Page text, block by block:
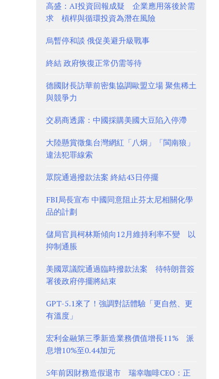
高盛：AI投資回報成疑 企業應用落後於需
求 槓桿與循環投資為潛在風險
烏暫停和談 俄促美避升級戰事
終結 政府恢復正常仍需等待
德國財長訪華前密集協調歐盟立場 聚焦稀土
與競爭力
交易商透露：中國採購美國大豆陷入停滯
大陸懸賞徵集台灣網紅「八炯」「閩南狼」
違法犯罪線索
眾院通過撥款法案 終結43日停擺
FBI局長宣布 中國同意阻止芬太尼相關化學
品的計劃
儲局官員柯林斯傾向12月維持利率不變 以
抑制通脹
美國眾議院通過臨時撥款法案 待特朗普簽
署後政府停擺將結束
GPT-5.1來了！強調對話體驗「更自然、更
有溫度」
宏利金融第三季新造業務價值增長11% 派
息增10%至0.44加元
5年前因財務造假退市 瑞幸咖啡CEO：正